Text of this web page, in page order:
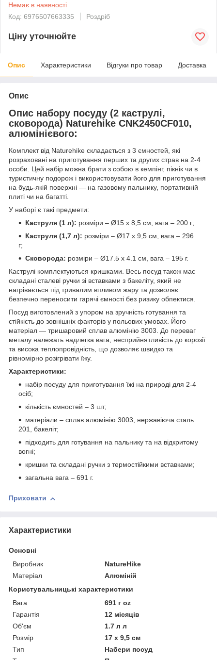
Немає в наявності
Код: 6976507663335
Роздріб
Ціну уточнюйте
Опис Характеристики Відгуки про товар Доставка
Опис
Опис набору посуду (2 каструлі,
сковорода) Naturehike CNK2450CF010,
алюмінієвого:
Комплект від Naturehike складається з 3 ємностей, які
розраховані на приготування перших та других страв на 2-4
особи. Цей набір можна брати з собою в кемпінг, пікнік чи в
туристичну подорож і використовувати його для приготування
на будь-якій поверхні — на газовому пальнику, портативній
плиті чи на багатті.
У наборі є такі предмети:
Каструля (1 л): розміри – Ø15 х 8,5 см, вага – 200 г;
Каструля (1,7 л): розміри – Ø17 х 9,5 см, вага – 296
г;
Сковорода: розміри – Ø17.5 х 4.1 см, вага – 195 г.
Каструлі комплектуються кришками. Весь посуд також має
складані сталеві ручки зі вставками з бакеліту, який не
нагрівається під тривалим впливом жару та дозволяє
безпечно переносити гарячі ємності без ризику обпектися.
Посуд виготовлений з упором на зручність готування та
стійкість до зовнішніх факторів у польових умовах. Його
матеріал — тришаровий сплав алюмінію 3003. До переваг
металу належать надлегка вага, несприйнятливість до корозії
та висока теплопровідність, що дозволяє швидко та
рівномірно розігрівати їжу.
Характеристики:
набір посуду для приготування їжі на природі для 2-4
осіб;
кількість ємностей – 3 шт;
матеріали – сплав алюмінію 3003, нержавіюча сталь
201, бакеліт;
підходить для готування на пальнику та на відкритому
вогні;
кришки та складані ручки з термостійкими вставками;
загальна вага – 691 г.
Приховати
Характеристики
Основні
Виробник
NatureHike
Матеріал
Алюміній
Користувальницькі характеристики
Вага
691 г oz
Гарантія
12 місяців
Об'єм
1.7 л л
Розмір
17 х 9,5 см
Тип
Набери посуд